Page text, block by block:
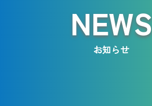
NEWS
お知らせ